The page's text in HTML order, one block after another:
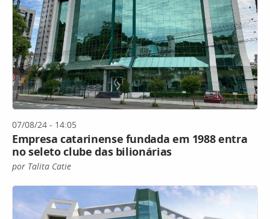
07/08/24 - 14:05
Empresa catarinense fundada em 1988 entra
no seleto clube das bilionárias
por Talita Catie